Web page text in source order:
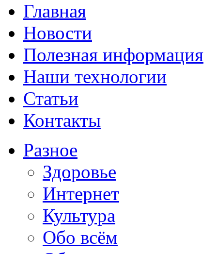
Главная
Новости
Полезная информация
Наши технологии
Статьи
Контакты
Разное
Здоровье
Интернет
Культура
Обо всём